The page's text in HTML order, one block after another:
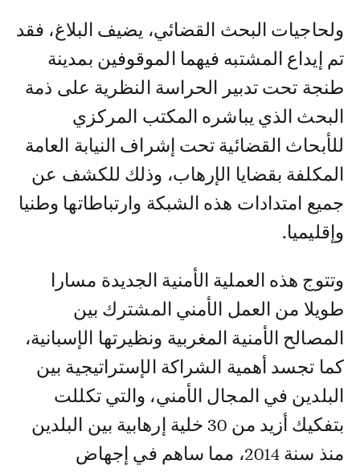
ولحاجيات البحث القضائي، يضيف البلاغ، فقد
تم إيداع المشتبه فيهما الموقوفين بمدينة
طنجة تحت تدبير الحراسة النظرية على ذمة
البحث الذي يباشره المكتب المركزي
للأبحاث القضائية تحت إشراف النيابة العامة
المكلفة بقضايا الإرهاب، وذلك للكشف عن
جميع امتدادات هذه الشبكة وارتباطاتها وطنيا
وإقليميا.
وتتوج هذه العملية الأمنية الجديدة مسارا
طويلا من العمل الأمني المشترك بين
المصالح الأمنية المغربية ونظيرتها الإسبانية،
كما تجسد أهمية الشراكة الإستراتيجية بين
البلدين في المجال الأمني، والتي تكللت
بتفكيك أزيد من 30 خلية إرهابية بين البلدين
منذ سنة 2014، مما ساهم في إجهاض